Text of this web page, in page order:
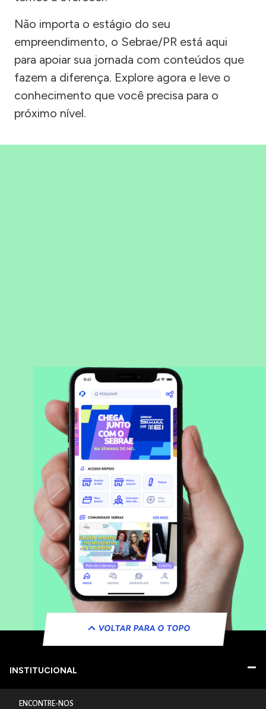
Não importa o estágio do seu
empreendimento, o Sebrae/PR está aqui
para apoiar sua jornada com conteúdos que
fazem a diferença. Explore agora e leve o
conhecimento que você precisa para o
próximo nível.
VOLTAR PARA O TOPO
INSTITUCIONAL
ENCONTRE-NOS